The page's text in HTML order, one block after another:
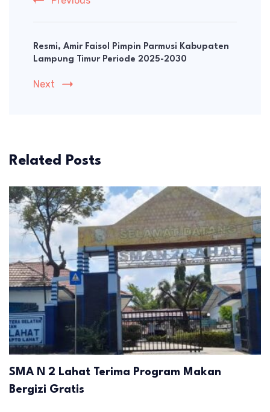
Resmi, Amir Faisol Pimpin Parmusi Kabupaten
Lampung Timur Periode 2025-2030
Next
Related Posts
SMA N 2 Lahat Terima Program Makan
Bergizi Gratis